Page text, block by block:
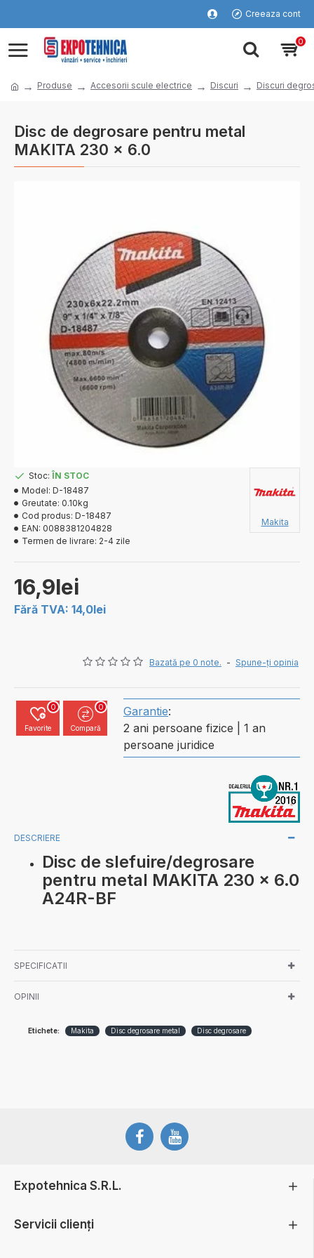
Creeaza cont
0
Produse Accesorii scule electrice Discuri Discuri
Disc de degrosare pentru metal
MAKITA 230 x 6.0
Bazată pe 0 note. - Spune-ţi opinia
16,9lei
Fără TVA: 14,0lei
Stoc: ÎN STOC
Model: D-18487
Greutate: 0.10kg
Cod produs: D-18487
EAN: 0088381204828
Termen de livrare: 2-4 zile
Makita
Favorite
0
Compară
0 Garantie:
2 ani persoane fizice | 1 an
persoane juridice
DESCRIERE
Disc de slefuire/degrosare
pentru metal MAKITA 230 x 6.0
A24R-BF
SPECIFICATII
OPINII
Etichete: Makita Disc degrosare metal Disc degrosare
Expotehnica S.R.L.
Servicii clienți